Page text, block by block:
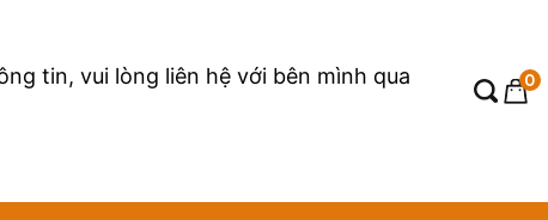
tin, vui lòng liên hệ với bên mình qua
0